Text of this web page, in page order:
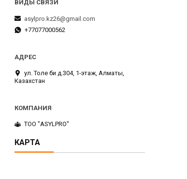
asylpro.kz26@gmail.com
+77077000562
ул. Толе би д.304, 1-этаж, Алматы,
Казахстан
ТОО "ASYLPRO"
КАРТА